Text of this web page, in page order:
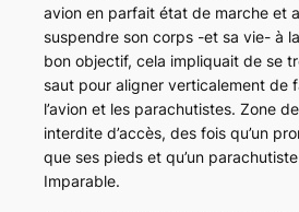
avion en parfait état de marche et
suspendre son corps -et sa vie- à
bon objectif, cela impliquait de se
saut pour aligner verticalement de
l’avion et les parachutistes. Zone
interdite d’accès, des fois qu’un
que ses pieds et qu’un
Imparable.